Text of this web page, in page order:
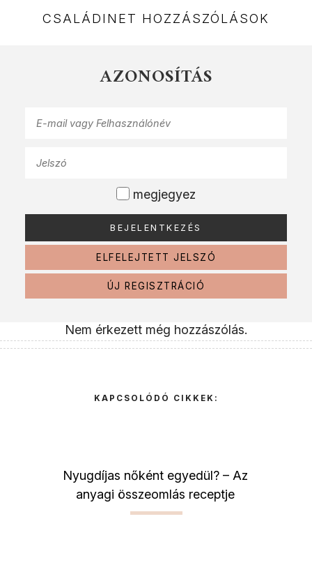
CSALÁDINET HOZZÁSZÓLÁSOK
AZONOSÍTÁS
megjegyez
ELFELEJTETT JELSZÓ
ÚJ REGISZTRÁCIÓ
Nem érkezett még hozzászólás.
KAPCSOLÓDÓ CIKKEK:
Nyugdíjas nőként egyedül? – Az
anyagi összeomlás receptje